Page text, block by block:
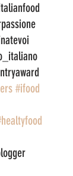
#ifood